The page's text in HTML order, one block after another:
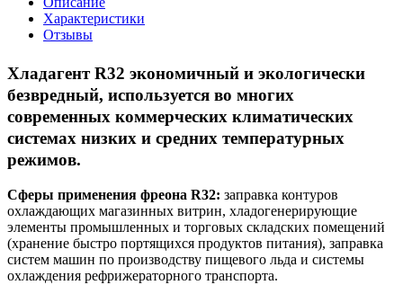
Характеристики
Отзывы
Хладагент R32 экономичный и экологически
безвредный, используется во многих
современных коммерческих климатических
системах низких и средних температурных
режимов.
Сферы применения фреона R32: заправка контуров
охлаждающих магазинных витрин, хладогенерирующие
элементы промышленных и торговых складских помещений
(хранение быстро портящихся продуктов питания), заправка
систем машин по производству пищевого льда и системы
охлаждения рефрижераторного транспорта.